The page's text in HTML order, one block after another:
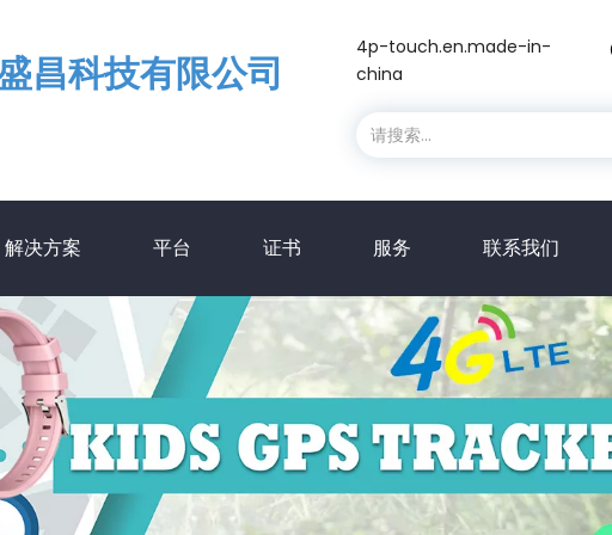
昌科技有限公司
4p-touch.en.made-in-
china
解决方案 平台 证书 服务 联系我们